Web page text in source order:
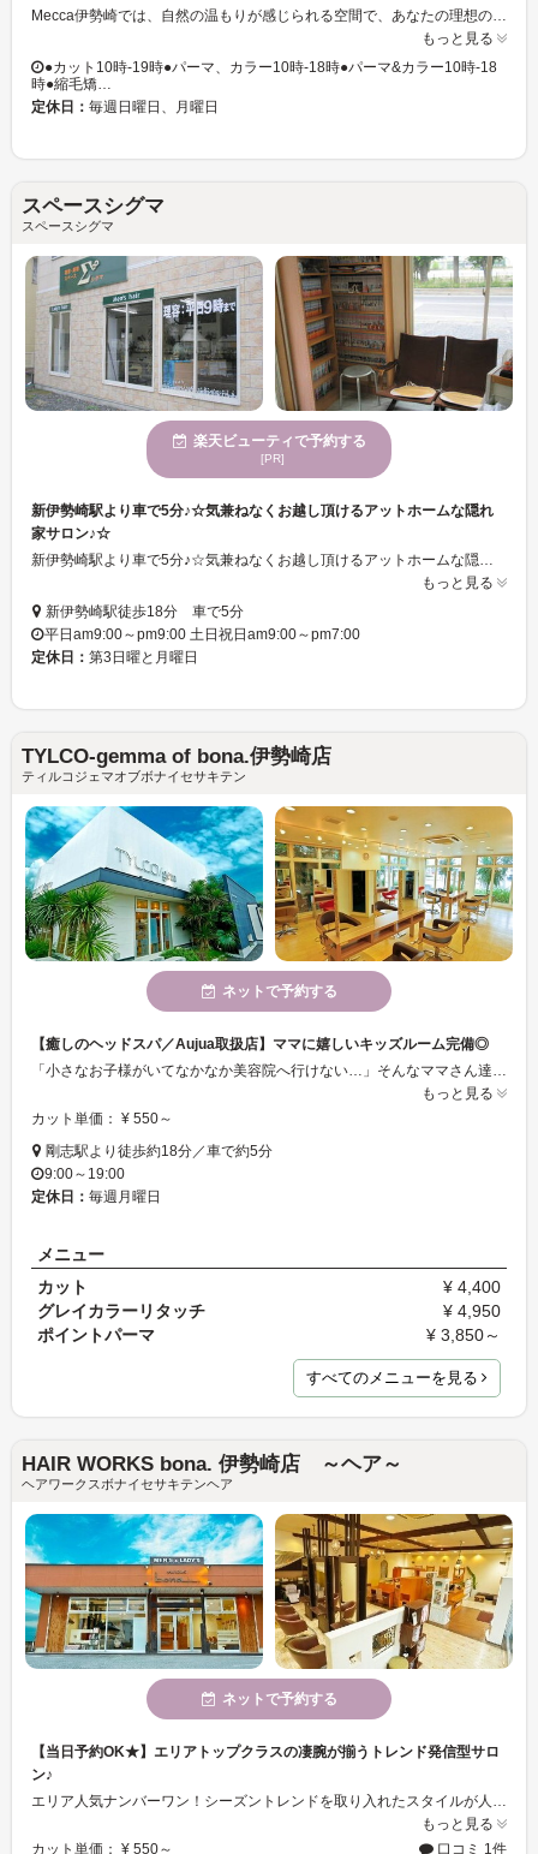
もっと見る
●カット10時-19時●パーマ、カラー10時-18時●パーマ&カラー10時-18
時●縮毛矯…
定休日： 毎週日曜日、月曜日
スペースシグマ
スペースシグマ
楽天ビューティで予約する
[PR]
新伊勢崎駅より車で5分♪☆気兼ねなくお越し頂けるアットホームな隠れ
家サロン♪☆
新伊勢崎駅より車で5分♪☆気兼ねなくお越し頂けるアットホームな隠れ家的サロン♪☆経験豊富なスタッフがお客様の悩みや希望を丁寧にカウンセリングし、プロがしっかりと希望の髪形を再現いたします・・・＋。* お客様のお話をよく聞き、初めてのお客様でも満足いただけるよう聞いた話を元に希望の髪型を創る。
もっと見る
新伊勢崎駅徒歩18分 車で5分
平日am9:00～pm9:00 土日祝日am9:00～pm7:00
定休日： 第3日曜と月曜日
TYLCO-gemma of bona.伊勢崎店
ティルコジェマオブボナイセサキテン
ネットで予約する
【癒しのヘッドスパ／Aujua取扱店】ママに嬉しいキッズルーム完備◎
「小さなお子様がいてなかなか美容院へ行けない…」そんなママさん達のお声に応え、当サロンではキッズルーム（託児施設）を完備！専門の保育士が見ていてくれるので安心して施術を受けられます♪明るく広々とした店内で、女性スタッフが多く在籍◇癒しのヘッドスパや最高級ヘアケアシリーズでリラックスタイムを過ごしませんか？
もっと見る
カット単価： ¥ 550～
剛志駅より徒歩約18分／車で約5分
9:00～19:00
定休日： 毎週月曜日
メニュー
カット
¥ 4,400
グレイカラーリタッチ
¥ 4,950
ポイントパーマ
¥ 3,850～
すべてのメニューを見る
HAIR WORKS bona. 伊勢崎店 ～ヘア～
ヘアワークスボナイセサキテンヘア
ネットで予約する
【当日予約OK★】エリアトップクラスの凄腕が揃うトレンド発信型サロ
ン♪
エリア人気ナンバーワン！シーズントレンドを取り入れたスタイルが人気のAujuaソムリエ在籍認定サロン♪『お客様の為に‥』を合い言葉に、丁寧な施術を心がけています。理容ブース併設していて、メンズの方でも気軽に来店ができます♪自分に合うスタイルが分からない・悩んでいる方は、圧倒的な提案力の当店で似合わせスタイルを手に入れてみてください！
もっと見る
カット単価： ¥ 550～
口コミ 1件